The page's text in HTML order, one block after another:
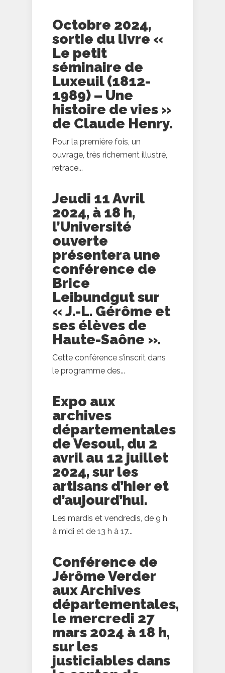
Octobre 2024,
sortie du livre «
Le petit
séminaire de
Luxeuil (1812-
1989) – Une
histoire de vies »
de Claude Henry.
Pour la première fois, un
ouvrage, très richement illustré,
retrace...
Jeudi 11 Avril
2024, à 18 h,
l’Université
ouverte
présentera une
conférence de
Brice
Leibundgut sur
« J.-L. Gérôme et
ses élèves de
Haute-Saône ».
Cette conférence s’inscrit dans
le programme des...
Expo aux
archives
départementales
de Vesoul, du 2
avril au 12 juillet
2024, sur les
artisans d’hier et
d’aujourd’hui.
Les mardis et vendredis, de 9 h
à midi et de 13 h à 17...
Conférence de
Jérôme Verder
aux Archives
départementales,
le mercredi 27
mars 2024 à 18 h,
sur les
justiciables dans